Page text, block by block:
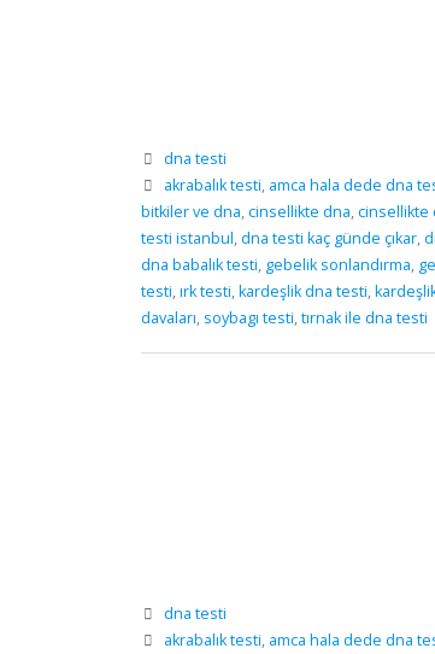
dna testi
akrabalık testi, amca hala dede dna
bitkiler ve dna,cinsellikte dna,cinsellikte
testi istanbul,dna testi kaç günde çıkar,
dna babalık testi, gebelik sonlandırma,
testi,ırk testi,kardeşlik dna testi,
davaları, soybagı testi,tırnak ile dna testi
dna testi
akrabalık testi, amca hala dede dna